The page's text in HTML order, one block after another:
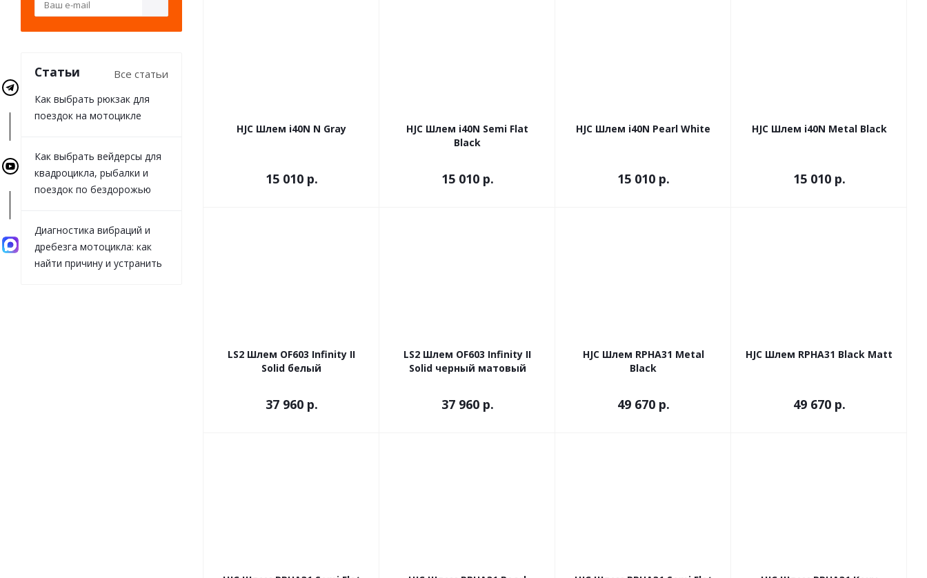
HJC Шлем i40N N Gray
15 010 р.
HJC Шлем i40N Semi Flat
Black
15 010 р.
HJC Шлем i40N Pearl White
15 010 р.
HJC Шлем i40N Metal Black
15 010 р.
LS2 Шлем OF603 Infinity II
Solid белый
37 960 р.
LS2 Шлем OF603 Infinity II
Solid черный матовый
37 960 р.
HJC Шлем RPHA31 Metal
Black
49 670 р.
HJC Шлем RPHA31 Black Matt
49 670 р.
Статьи Все статьи
Как выбрать рюкзак для
поездок на мотоцикле
Как выбрать вейдерсы для
квадроцикла, рыбалки и
поездок по бездорожью
Диагностика вибраций и
дребезга мотоцикла: как
найти причину и устранить